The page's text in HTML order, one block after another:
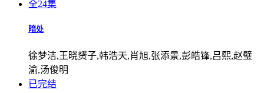
全24集
暗处
徐梦洁,王晓赟子,韩浩天,肖旭,张添景,彭皓锋,吕熙,赵璧
渝,汤俊明
已完结